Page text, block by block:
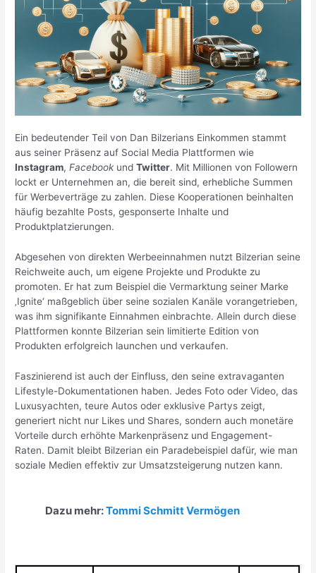
Ein bedeutender Teil von Dan Bilzerians Einkommen stammt
aus seiner Präsenz auf Social Media Plattformen wie
Instagram,FacebookundTwitter. Mit Millionen von Followern
lockt er Unternehmen an, die bereit sind, erhebliche Summen
für Werbeverträge zu zahlen. Diese Kooperationen beinhalten
häufig bezahlte Posts, gesponserte Inhalte und
Produktplatzierungen.
Abgesehen von direkten Werbeeinnahmen nutzt Bilzerian seine
Reichweite auch, um eigene Projekte und Produkte zu
promoten. Er hat zum Beispiel die Vermarktung seiner Marke
‚Ignite‘ maßgeblich über seine sozialen Kanäle vorangetrieben,
was ihm signifikante Einnahmen einbrachte. Allein durch diese
Plattformen konnte Bilzerian sein limitierte Edition von
Produkten erfolgreich launchen und verkaufen.
Faszinierend ist auch der Einfluss, den seine extravaganten
Lifestyle-Dokumentationen haben. Jedes Foto oder Video, das
Luxusyachten, teure Autos oder exklusive Partys zeigt,
generiert nicht nur Likes und Shares, sondern auch monetäre
Vorteile durch erhöhte Markenpräsenz und Engagement-
Raten. Damit bleibt Bilzerian ein Paradebeispiel dafür, wie man
soziale Medien effektiv zur Umsatzsteigerung nutzen kann.
Dazu mehr:Tommi Schmitt Vermögen